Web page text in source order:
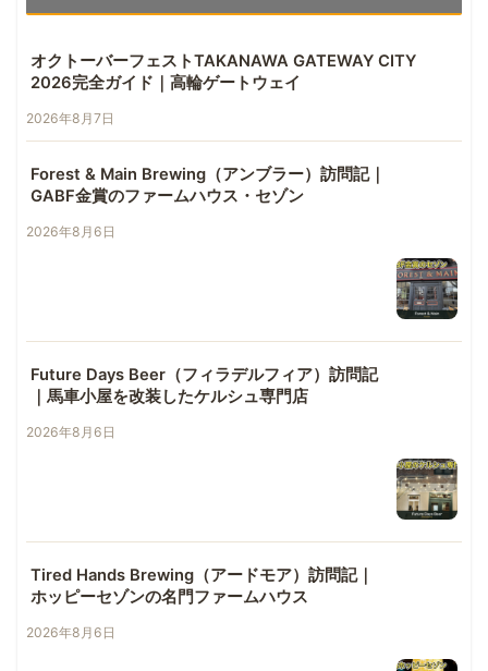
オクトーバーフェストTAKANAWA GATEWAY CITY
2026完全ガイド｜高輪ゲートウェイ
2026年8月7日
Forest & Main Brewing（アンブラー）訪問記｜
GABF金賞のファームハウス・セゾン
2026年8月6日
Future Days Beer（フィラデルフィア）訪問記
｜馬車小屋を改装したケルシュ専門店
2026年8月6日
Tired Hands Brewing（アードモア）訪問記｜
ホッピーセゾンの名門ファームハウス
2026年8月6日